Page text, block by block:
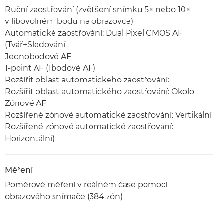
Ruční zaostřování (zvětšení snímku 5× nebo 10×
v libovolném bodu na obrazovce)
Automatické zaostřování: Dual Pixel CMOS AF
(Tvář+Sledování
Jednobodové AF
1-point AF (1bodové AF)
Rozšířit oblast automatického zaostřování:
Rozšířit oblast automatického zaostřování: Okolo
Zónové AF
Rozšířené zónové automatické zaostřování: Vertikální
Rozšířené zónové automatické zaostřování:
Horizontální)
Měření
Poměrové měření v reálném čase pomocí
obrazového snímače (384 zón)